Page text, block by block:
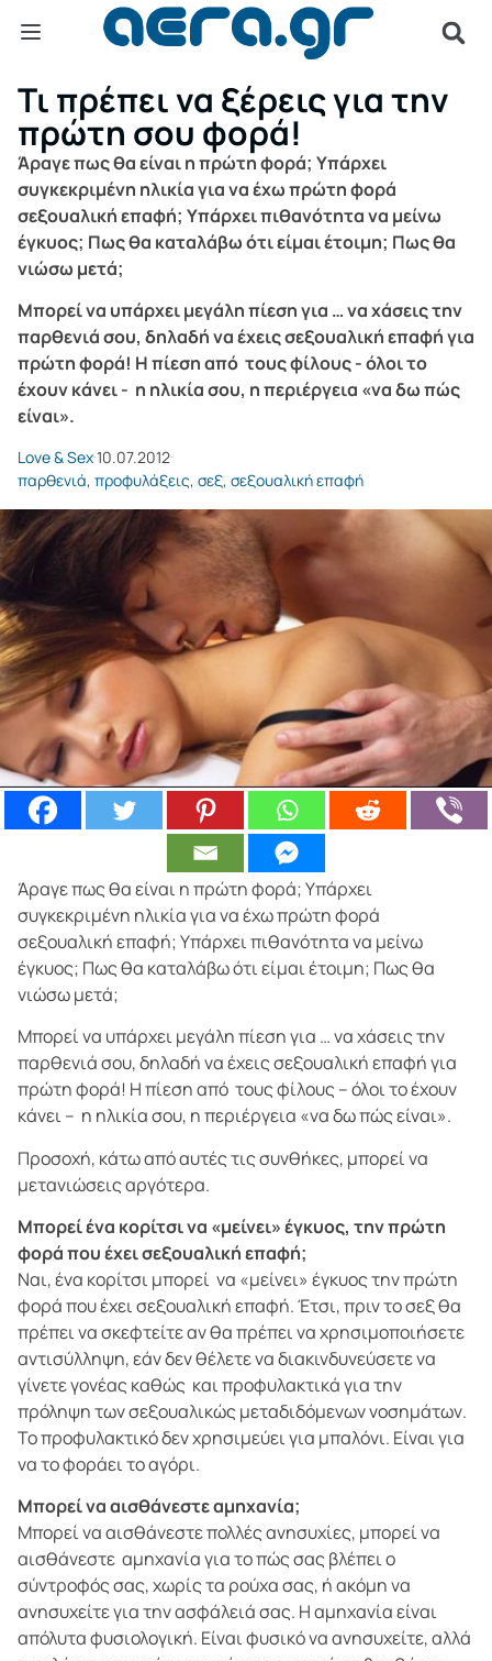
Τι πρέπει να ξέρεις για την
πρώτη σου φορά!
​Άραγε πως θα είναι η πρώτη φορά; Υπάρχει
συγκεκριμένη ηλικία για να έχω πρώτη φορά
σεξουαλική επαφή; Υπάρχει πιθανότητα να μείνω
έγκυος; Πως θα καταλάβω ότι είμαι έτοιμη; Πως θα
νιώσω μετά;
Μπορεί να υπάρχει μεγάλη πίεση για … να χάσεις την
παρθενιά σου, δηλαδή να έχεις σεξουαλική επαφή για
πρώτη φορά! Η πίεση από τους φίλους - όλοι το
έχουν κάνει - η ηλικία σου, η περιέργεια «να δω πώς
είναι».
Love & Sex10.07.2012
παρθενιά, προφυλάξεις, σεξ, σεξουαλική επαφή
​Άραγε πως θα είναι η πρώτη φορά; Υπάρχει
συγκεκριμένη ηλικία για να έχω πρώτη φορά
σεξουαλική επαφή; Υπάρχει πιθανότητα να μείνω
έγκυος; Πως θα καταλάβω ότι είμαι έτοιμη; Πως θα
νιώσω μετά;
Μπορεί να υπάρχει μεγάλη πίεση για … να χάσεις την
παρθενιά σου, δηλαδή να έχεις σεξουαλική επαφή για
πρώτη φορά! Η πίεση από τους φίλους – όλοι το έχουν
κάνει – η ηλικία σου, η περιέργεια «να δω πώς είναι».
Προσοχή, κάτω από αυτές τις συνθήκες, μπορεί να
μετανιώσεις αργότερα.
Μπορεί ένα κορίτσι να «μείνει» έγκυος, την πρώτη
φορά που έχει σεξουαλική επαφή;
Ναι, ένα κορίτσι μπορεί να «μείνει» έγκυος την πρώτη
φορά που έχει σεξουαλική επαφή. Έτσι, πριν το σεξ θα
πρέπει να σκεφτείτε αν θα πρέπει να χρησιμοποιήσετε
αντισύλληψη, εάν δεν θέλετε να διακινδυνεύσετε να
γίνετε γονέας καθώς και προφυλακτικά για την
πρόληψη των σεξουαλικώς μεταδιδόμενων νοσημάτων.
Το προφυλακτικό δεν χρησιμεύει για μπαλόνι. Είναι για
να το φοράει το αγόρι.
Μπορεί να αισθάνεστε αμηχανία;
Μπορεί να αισθάνεστε πολλές ανησυχίες, μπορεί να
αισθάνεστε αμηχανία για το πώς σας βλέπει ο
σύντροφός σας, χωρίς τα ρούχα σας, ή ακόμη να
ανησυχείτε για την ασφάλειά σας. Η αμηχανία είναι
απόλυτα φυσιολογική. Είναι φυσικό να ανησυχείτε, αλλά